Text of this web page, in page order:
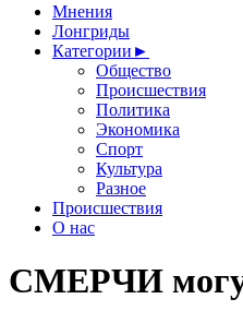
Мнения
Лонгриды
Категории ►
Общество
Происшествия
Политика
Экономика
Спорт
Культура
Разное
Происшествия
О нас
СМЕРЧИ